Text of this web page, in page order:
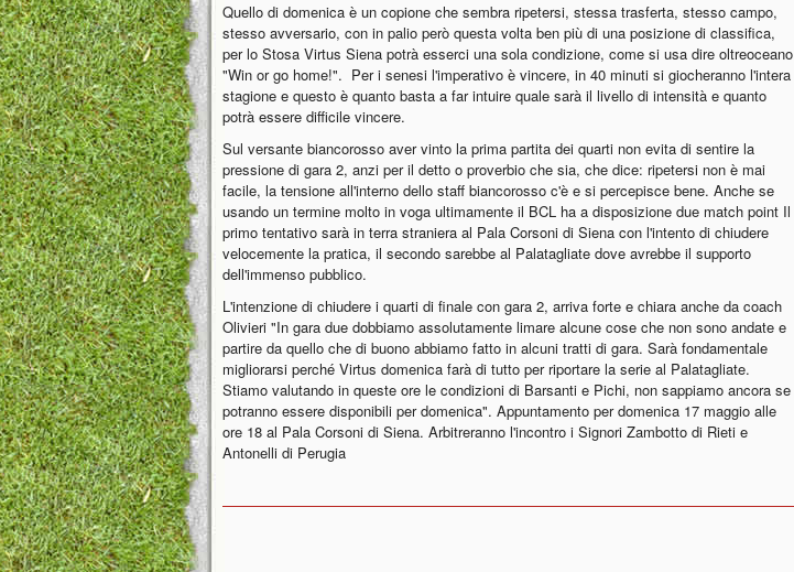
Quello di domenica è un copione che sembra ripetersi, stessa trasferta, stesso campo,
stesso avversario, con in palio però questa volta ben più di una posizione di classifica,
per lo Stosa Virtus Siena potrà esserci una sola condizione, come si usa dire oltreoceano
"Win or go home!". Per i senesi l'imperativo è vincere, in 40 minuti si giocheranno l'intera
stagione e questo è quanto basta a far intuire quale sarà il livello di intensità e quanto
potrà essere difficile vincere.
Sul versante biancorosso aver vinto la prima partita dei quarti non evita di sentire la
pressione di gara 2, anzi per il detto o proverbio che sia, che dice: ripetersi non è mai
facile, la tensione all'interno dello staff biancorosso c'è e si percepisce bene. Anche se
usando un termine molto in voga ultimamente il BCL ha a disposizione due match point Il
primo tentativo sarà in terra straniera al Pala Corsoni di Siena con l'intento di chiudere
velocemente la pratica, il secondo sarebbe al Palatagliate dove avrebbe il supporto
dell'immenso pubblico.
L'intenzione di chiudere i quarti di finale con gara 2, arriva forte e chiara anche da coach
Olivieri "In gara due dobbiamo assolutamente limare alcune cose che non sono andate e
partire da quello che di buono abbiamo fatto in alcuni tratti di gara. Sarà fondamentale
migliorarsi perché Virtus domenica farà di tutto per riportare la serie al Palatagliate.
Stiamo valutando in queste ore le condizioni di Barsanti e Pichi, non sappiamo ancora se
potranno essere disponibili per domenica". Appuntamento per domenica 17 maggio alle
ore 18 al Pala Corsoni di Siena. Arbitreranno l'incontro i Signori Zambotto di Rieti e
Antonelli di Perugia